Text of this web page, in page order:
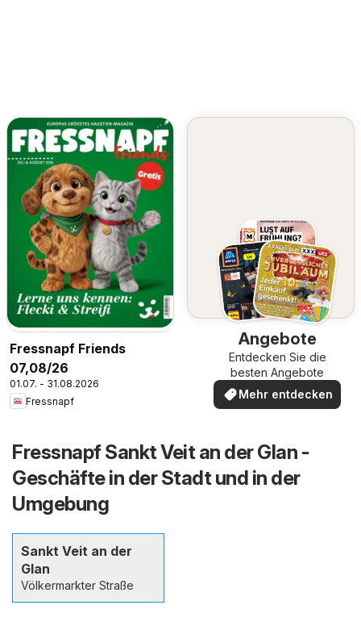
Fressnapf Friends
07,08/26
01.07. - 31.08.2026
Fressnapf
Angebote
Entdecken Sie die
besten Angebote
Mehr entdecken
Fressnapf Sankt Veit an der Glan -
Geschäfte in der Stadt und in der
Umgebung
Sankt Veit an der
Glan
Völkermarkter Straße